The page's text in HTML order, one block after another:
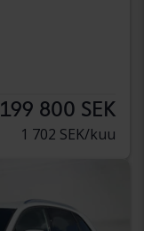
199 800 SEK
1 702 SEK/kuu